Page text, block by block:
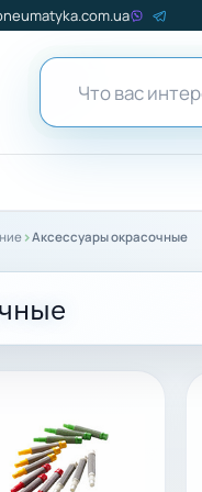
›Аксессуары окрасочные